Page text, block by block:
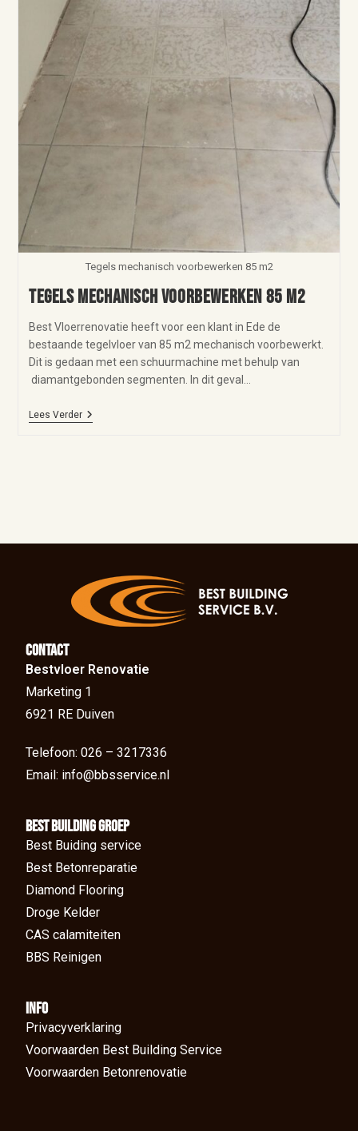
Tegels mechanisch voorbewerken 85 m2
Tegels mechanisch voorbewerken 85 m2
Best Vloerrenovatie heeft voor een klant in Ede de
bestaande tegelvloer van 85 m2 mechanisch voorbewerkt.
Dit is gedaan met een schuurmachine met behulp van
diamantgebonden segmenten. In dit geval…
Lees Verder
Contact
Bestvloer Renovatie
Marketing 1
6921 RE Duiven
Telefoon: 026 – 3217336
Email: info@bbsservice.nl
BEst Building groep
Best Buiding service
Best Betonreparatie
Diamond Flooring
Droge Kelder
CAS calamiteiten
BBS Reinigen
Info
Privacyverklaring
Voorwaarden Best Building Service
Voorwaarden Betonrenovatie